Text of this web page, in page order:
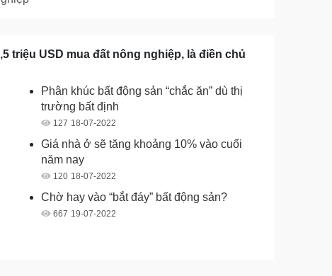
triệu USD mua đất nông nghiệp, là điền chủ
Phân khúc bất động sản “chắc ăn” dù thị
trường bất định
127 18-07-2022
Giá nhà ở sẽ tăng khoảng 10% vào cuối
năm nay
120 18-07-2022
Chờ hay vào “bắt đáy” bất động sản?
667 19-07-2022